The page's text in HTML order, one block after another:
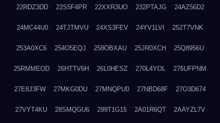
22RDZ3DD 22S5F4PR 22XXR3UO 232PTAJG 24AZ56D2
24MC44U0 24TJTMVU 24XS3FEV 24YV1LVI 252T7VNK
253A0XC6 254O5EQJ 258OBXAU 25JR0XCH 25Q8956U
25RMMEOD 26HTTV6H 26L0HESZ 270L4YOL 276UFPNM
27E8J3FW 27MKG0DU 27MNQPU0 27NBD68F 27O3D674
27VYT4KU 28SMQGU6 299T1G15 2A01R6QT 2AAYZL7V